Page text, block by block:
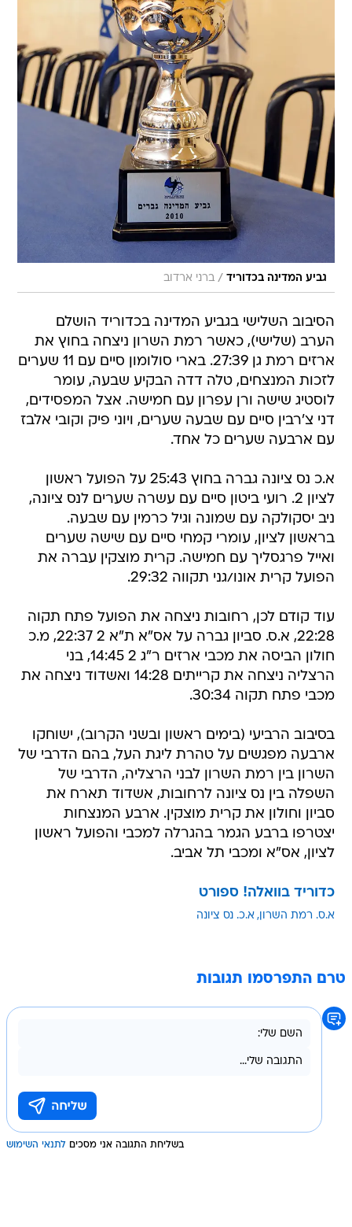
גביע המדינה בכדוריד / ברני ארדוב
הסיבוב השלישי בגביע המדינה בכדוריד הושלם
הערב (שלישי), כאשר רמת השרון ניצחה בחוץ את
ארזים רמת גן 27:39. בארי סולומון סיים עם 11 שערים
לזכות המנצחים, טלה דדה הבקיע שבעה, עומר
לוסטיג שישה ורן עפרון עם חמישה. אצל המפסידים,
דני צ'רבין סיים עם שבעה שערים, ויוני פיק וקובי אלבז
עם ארבעה שערים כל אחד.
א.כ נס ציונה גברה בחוץ 25:43 על הפועל ראשון
לציון 2. רועי ביטון סיים עם עשרה שערים לנס ציונה,
ניב יסקולקה עם שמונה וגיל כרמין עם שבעה.
בראשון לציון, עומרי קמחי סיים עם שישה שערים
ואייל פרגסליך עם חמישה. קרית מוצקין עברה את
הפועל קרית אונו/גני תקווה 29:32.
עוד קודם לכן, רחובות ניצחה את הפועל פתח תקוה
22:28, א.ס. סביון גברה על אס"א ת"א 2 22:37, מ.כ
חולון הביסה את מכבי ארזים ר"ג 2 14:45, בני
הרצליה ניצחה את קרייתים 14:28 ואשדוד ניצחה את
מכבי פתח תקוה 30:34.
בסיבוב הרביעי (בימים ראשון ובשני הקרוב), ישוחקו
ארבעה מפגשים על טהרת ליגת העל, בהם הדרבי של
השרון בין רמת השרון לבני הרצליה, הדרבי של
השפלה בין נס ציונה לרחובות, אשדוד תארח את
סביון וחולון את קרית מוצקין. ארבע המנצחות
יצטרפו ברבע הגמר בהגרלה למכבי והפועל ראשון
לציון, אס"א ומכבי תל אביב.
כדוריד בוואלה! ספורט
א.ס. רמת השרון א.כ. נס ציונה
טרם התפרסמו תגובות
בשליחת התגובה אני מסכים לתנאי השימוש